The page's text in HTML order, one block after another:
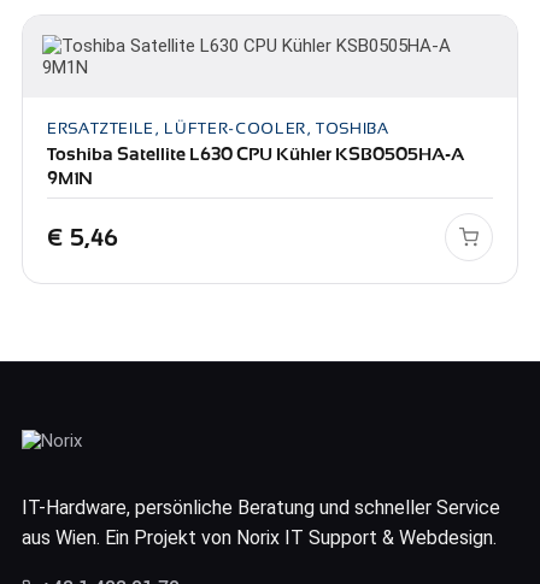
ERSATZTEILE, LÜFTER-COOLER, TOSHIBA
Toshiba Satellite L630 CPU Kühler KSB0505HA-A
9M1N
€ 5,46
IT-Hardware, persönliche Beratung und schneller Service
aus Wien. Ein Projekt von Norix IT Support & Webdesign.